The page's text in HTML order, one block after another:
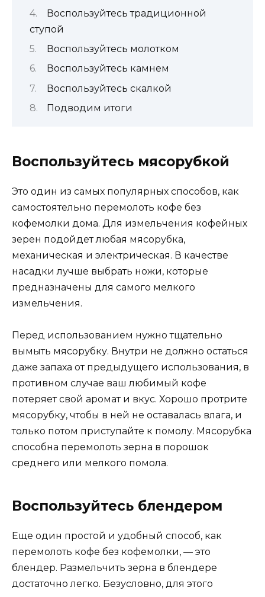
Воспользуйтесь традиционной
ступой
Воспользуйтесь молотком
Воспользуйтесь камнем
Воспользуйтесь скалкой
Подводим итоги
Воспользуйтесь мясорубкой
Это один из самых популярных способов, как
самостоятельно перемолоть кофе без
кофемолки дома. Для измельчения кофейных
зерен подойдет любая мясорубка,
механическая и электрическая. В качестве
насадки лучше выбрать ножи, которые
предназначены для самого мелкого
измельчения.
Перед использованием нужно тщательно
вымыть мясорубку. Внутри не должно остаться
даже запаха от предыдущего использования, в
противном случае ваш любимый кофе
потеряет свой аромат и вкус. Хорошо протрите
мясорубку, чтобы в ней не оставалась влага, и
только потом приступайте к помолу. Мясорубка
способна перемолоть зерна в порошок
среднего или мелкого помола.
Воспользуйтесь блендером
Еще один простой и удобный способ, как
перемолоть кофе без кофемолки, — это
блендер. Размельчить зерна в блендере
достаточно легко. Безусловно, для этого